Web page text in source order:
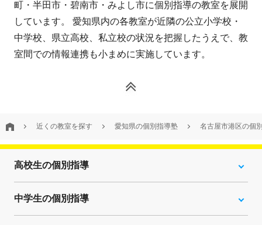
町・半田市・碧南市・みよし市に個別指導の教室を展開
しています。 愛知県内の各教室が近隣の公立小学校・
中学校、県立高校、私立校の状況を把握したうえで、教
室間での情報連携も小まめに実施しています。
近くの教室を探す 愛知県の個別指導塾 名古屋市港区の個
高校生の個別指導
中学生の個別指導